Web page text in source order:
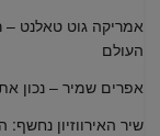
העולם
אפרים שמיר – נכון
שיר האירווזיון נחשף: